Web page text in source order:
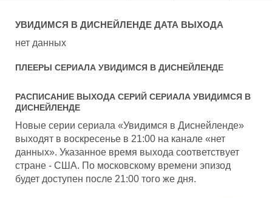
УВИДИМСЯ В ДИСНЕЙЛЕНДЕДАТА ВЫХОДА
нет данных
ПЛЕЕРЫ СЕРИАЛА УВИДИМСЯ В ДИСНЕЙЛЕНДЕ
РАСПИСАНИЕ ВЫХОДА СЕРИЙ СЕРИАЛА УВИДИМСЯ В
ДИСНЕЙЛЕНДЕ
Новые серии сериала «Увидимся в Диснейленде»
выходят в воскресенье в 21:00 на канале «нет
данных». Указанное время выхода соответствует
стране - США. По московскому времени эпизод
будет доступен после 21:00 того же дня.